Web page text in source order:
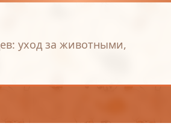
уход за животными,